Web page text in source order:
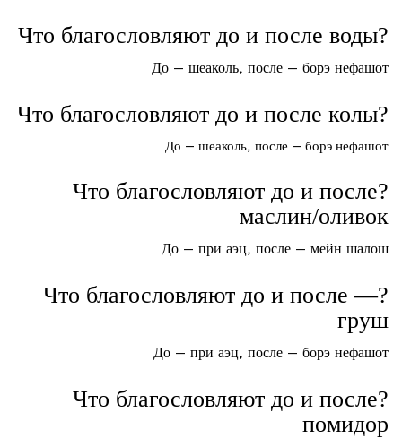
?Что благословляют до и после воды
До — шеаколь, после — борэ нефашот
?Что благословляют до и после колы
До — шеаколь, после — борэ нефашот
?Что благословляют до и после
маслин/оливок
До — при аэц, после — мейн шалош
?Что благословляют до и после —
груш
До — при аэц, после — борэ нефашот
?Что благословляют до и после
помидор